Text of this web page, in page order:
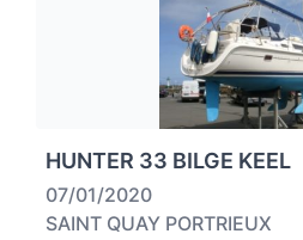
HUNTER 33 BILGE KEEL
07/01/2020
SAINT QUAY PORTRIEUX